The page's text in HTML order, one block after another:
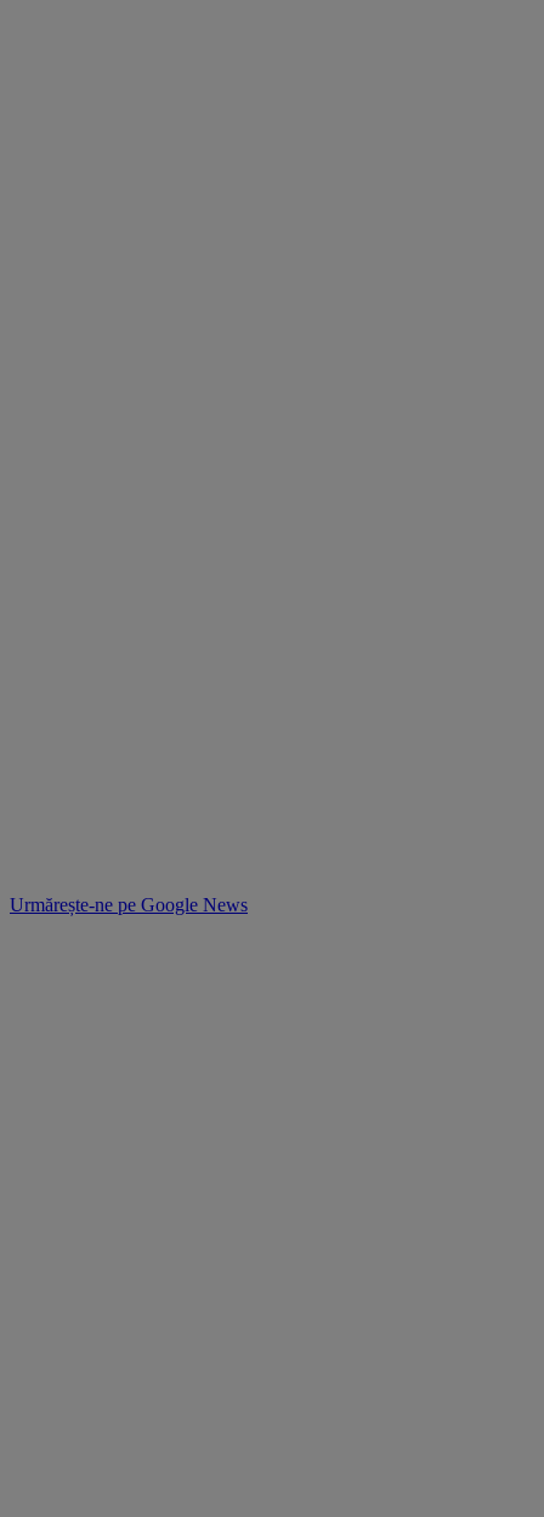
Urmărește-ne pe Google News